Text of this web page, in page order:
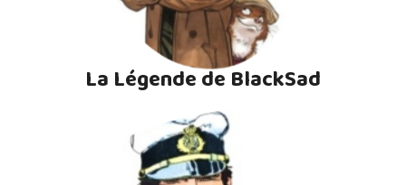
La Légende de BlackSad